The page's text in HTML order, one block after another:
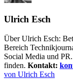
Ulrich Esch
Über Ulrich Esch:
Bereich
Social Media und
finden. Kontakt:
von Ulrich Esch